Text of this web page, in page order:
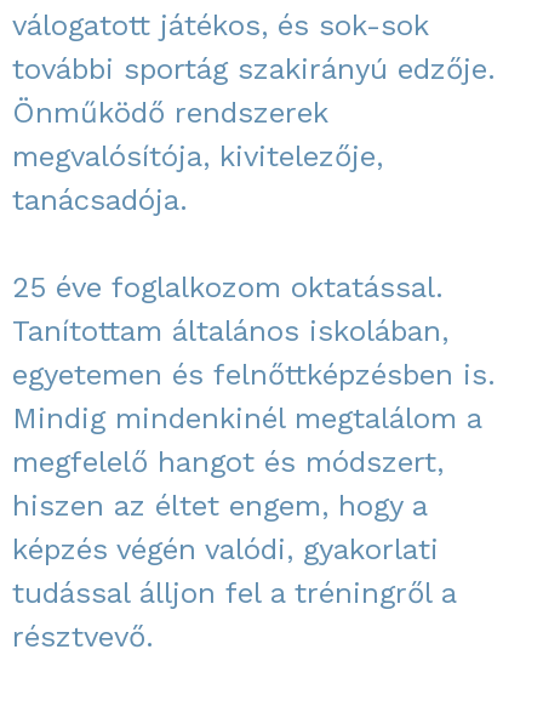
válogatott játékos, és sok-sok
további sportág szakirányú edzője.
Önműködő rendszerek
megvalósítója, kivitelezője,
tanácsadója.
25 éve foglalkozom oktatással.
Tanítottam általános iskolában,
egyetemen és felnőttképzésben is.
Mindig mindenkinél megtalálom a
megfelelő hangot és módszert,
hiszen az éltet engem, hogy a
képzés végén valódi, gyakorlati
tudással álljon fel a tréningről a
résztvevő.